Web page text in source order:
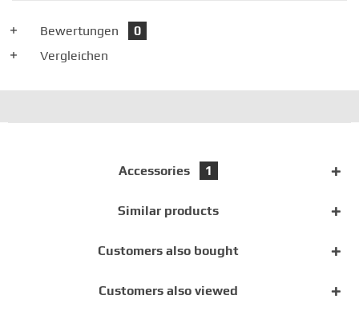
Bewertungen
0
Vergleichen
Accessories 1
Similar products
Customers also bought
Customers also viewed